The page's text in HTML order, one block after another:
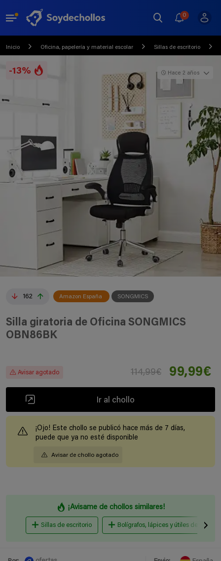
0
Inicio Oficina, papelería y material escolar Sillas de escritorio
-13%
162 Amazon España SONGMICS
Hace 2 años
Silla giratoria de Oficina SONGMICS
OBN86BK
Avisar agotado 114,99€ 99,99€
Ir al chollo
¡Ojo! Este chollo se publicó hace más de 7 días,
puede que ya no esté disponible
Avisar de chollo agotado
¡Avisame de chollos similares!
Sillas de escritorio Bolígrafos, lápices y útiles de